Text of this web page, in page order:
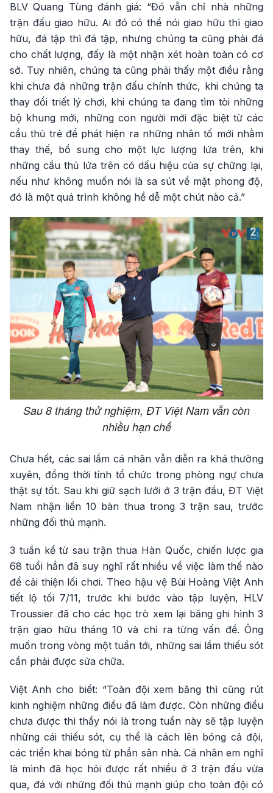
BLV Quang Tùng đánh giá: “Đó vẫn chỉ nhà những
trận đấu giao hữu. Ai đó có thể nói giao hữu thì giao
hữu, đá tập thì đá tập, nhưng chúng ta cũng phải đá
cho chất lượng, đấy là một nhận xét hoàn toàn có cơ
sở. Tuy nhiên, chúng ta cũng phải thấy một điều rằng
khi chưa đá những trận đấu chính thức, khi chúng ta
thay đổi triết lý chơi, khi chúng ta đang tìm tòi những
bộ khung mới, những con người mới đặc biệt từ các
cầu thủ trẻ để phát hiện ra những nhân tố mới nhằm
thay thế, bổ sung cho một lực lượng lứa trên, khi
những cầu thủ lứa trên có dấu hiệu của sự chững lại,
nếu như không muốn nói là sa sút về mặt phong độ,
đó là một quá trình không hề dễ một chút nào cả.”
Sau 8 tháng thử nghiệm, ĐT Việt Nam vẫn còn
nhiều hạn chế
Chưa hết, các sai lầm cá nhân vẫn diễn ra khá thường
xuyên, đồng thời tính tổ chức trong phòng ngự chưa
thật sự tốt. Sau khi giữ sạch lưới ở 3 trận đầu, ĐT Việt
Nam nhận liền 10 bàn thua trong 3 trận sau, trước
những đối thủ mạnh.
3 tuần kể từ sau trận thua Hàn Quốc, chiến lược gia
68 tuổi hẳn đã suy nghĩ rất nhiều về việc làm thế nào
để cải thiện lối chơi. Theo hậu vệ Bùi Hoàng Việt Anh
tiết lộ tối 7/11, trước khi bước vào tập luyện, HLV
Troussier đã cho các học trò xem lại băng ghi hình 3
trận giao hữu tháng 10 và chỉ ra từng vấn đề. Ông
muốn trong vòng một tuần tới, những sai lầm thiếu sót
cần phải được sửa chữa.
Việt Anh cho biết: “Toàn đội xem băng thì cũng rút
kinh nghiệm những điều đã làm được. Còn những điều
chưa được thì thầy nói là trong tuần này sẽ tập luyện
những cái thiếu sót, cụ thể là cách lên bóng cả đội,
các triển khai bóng từ phần sân nhà. Cá nhân em nghĩ
là mình đã học hỏi được rất nhiều ở 3 trận đấu vừa
qua, đá với những đối thủ mạnh giúp cho toàn đội có